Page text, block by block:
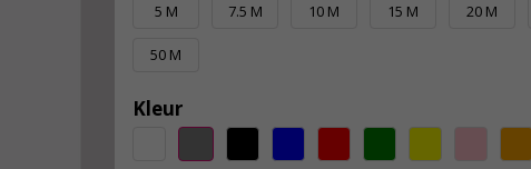
5 M 7.5 M 10 M 15 M 20 M
50 M
Kleur